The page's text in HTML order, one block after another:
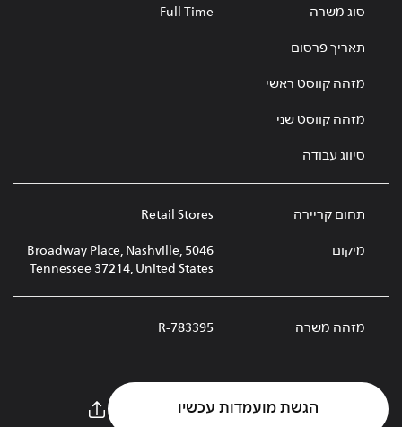
סוג משרה Full Time
תאריך פרסום
מזהה קווסט ראשי
מזהה קווסט שני
סיווג עבודה
תחום קריירה Retail Stores
מיקום
5046 Broadway Place, Nashville,
Tennessee 37214, United States
מזהה משרה R-783395
הגשת מועמדות עכשיו